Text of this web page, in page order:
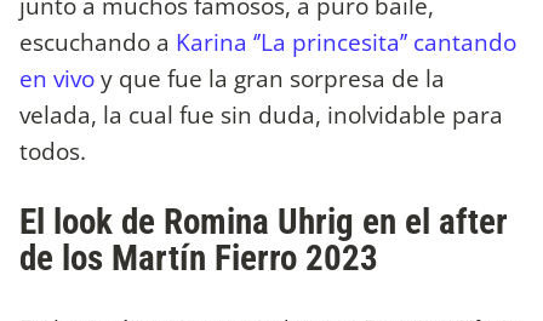
escuchando a Karina ‘’La princesita’’ cantando
en vivoy que fue la gran sorpresa de la
velada, la cual fue sin duda, inolvidable para
todos.
El look de Romina Uhrig en el after
de los Martín Fierro 2023